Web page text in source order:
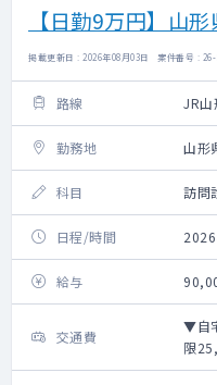
【日勤9万円】山
掲載更新日 : 2026年08月03日 案件番号 :
路線 JR山
勤務地 山形
科目 訪問
日程/時間
給与
交通費
▼自
限
距離